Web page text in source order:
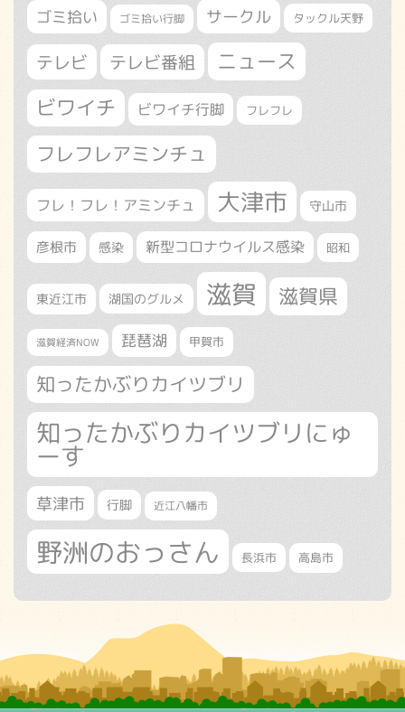
ゴミ拾い ゴミ拾い行脚 サークル タックル天野
テレビ テレビ番組 ニュース
ビワイチ ビワイチ行脚 フレフレ
フレフレアミンチュ
フレ！フレ！アミンチュ 大津市 守山市
彦根市 感染 新型コロナウイルス感染 昭和
東近江市 湖国のグルメ 滋賀 滋賀県
滋賀経済NOW 琵琶湖 甲賀市
知ったかぶりカイツブリ
知ったかぶりカイツブリにゅ
ーす
草津市 行脚 近江八幡市
野洲のおっさん 長浜市 高島市